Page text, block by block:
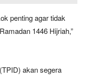
penting agar tidak
1446 Hijriah,”
akan segera